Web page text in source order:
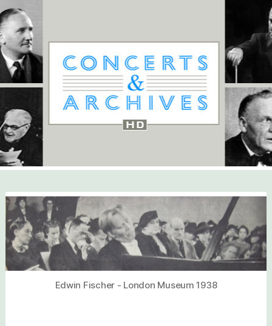
Edwin Fischer - London Museum 1938